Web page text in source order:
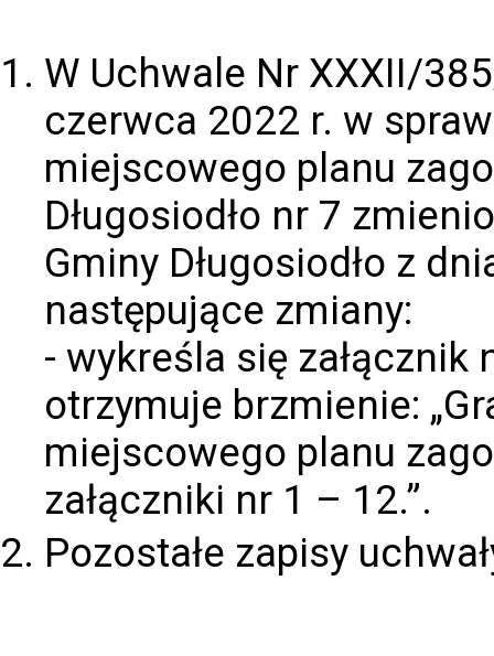
W Uchwale Nr XXXII/
czerwca 2022 r. w
miejscowego planu
Długosiodło nr 7
Gminy Długosiodło z
następujące zmiany:
- wykreśla się załącznik
otrzymuje brzmienie:
miejscowego planu
załączniki nr 1 – 12.”.
Pozostałe zapisy